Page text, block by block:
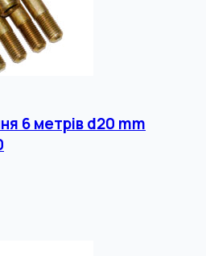
6 метрів d20 mm